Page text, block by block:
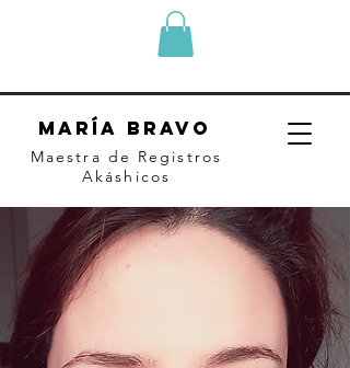
MARÍA BRAVO
Maestra de Registros
Akáshicos